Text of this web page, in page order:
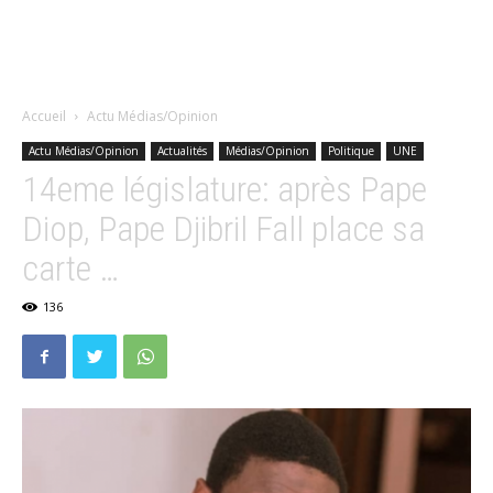
Accueil Actu Médias/Opinion
Actu Médias/Opinion Actualités Médias/Opinion Politique UNE
14eme législature: après Pape
Diop, Pape Djibril Fall place sa
carte …
136